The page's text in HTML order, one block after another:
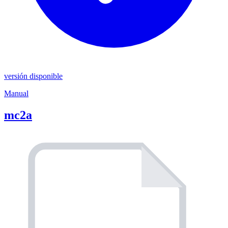
versión disponible
Manual
mc2a